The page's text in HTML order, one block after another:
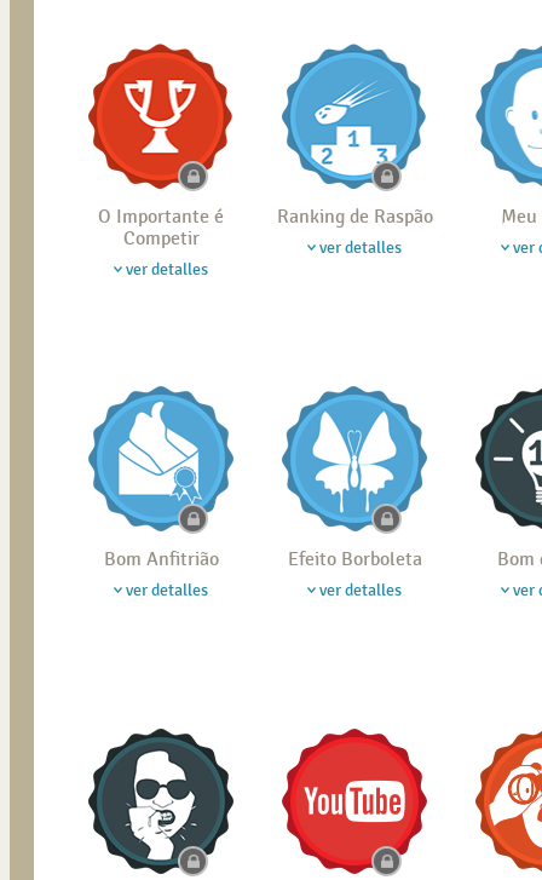
O Importante é
Competir
ver detalles
Ranking de Raspão
ver detalles ver
Bom Anfitrião
ver detalles
Efeito Borboleta
ver detalles
Bom
ver